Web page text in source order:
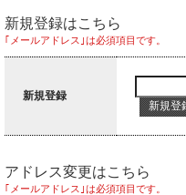
新規登録はこちら
｢メールアドレス｣は必須項目です。
新規登録
アドレス変更はこちら
｢メールアドレス｣は必須項目です。